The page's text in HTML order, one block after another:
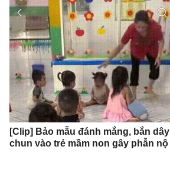
[Clip] Bảo mẫu đánh mắng, bắn dây
chun vào trẻ mầm non gây phẫn nộ